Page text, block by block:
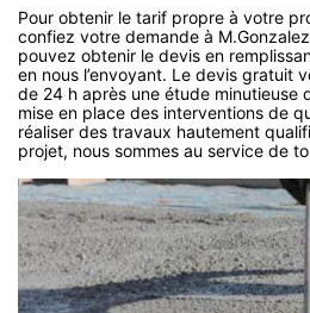
Pour obtenir le tarif propre à votre
confiez votre demande à
pouvez obtenir le devis en
en nous l’envoyant. Le devis gratuit
de 24 h après une étude minutieuse
mise en place des interventions de
réaliser des travaux hautement
projet, nous sommes au service de